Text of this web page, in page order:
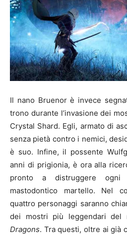
Il nano Bruenor è invece
trono durante l’invasione dei
Crystal Shard. Egli, armato di
senza pietà contro i nemici,
è suo. Infine, il possente
anni di prigionia, è ora alla
pronto a distruggere
mastodontico martello. Nel
quattro personaggi saranno
dei mostri più leggendari del
Dragons. Tra questi, oltre ai già